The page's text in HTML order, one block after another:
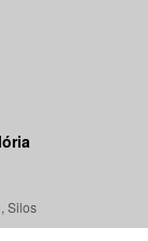
Silos